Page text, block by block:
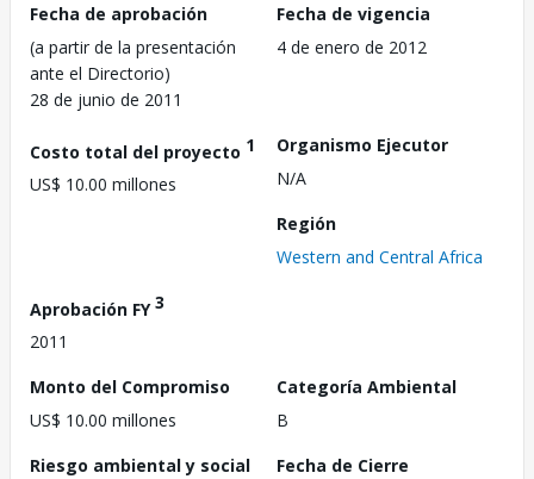
Fecha de aprobación
(a partir de la presentación
ante el Directorio)
28 de junio de 2011
Fecha de vigencia
4 de enero de 2012
Costo total del proyecto 1
US$ 10.00 millones
Organismo Ejecutor
N/A
Región
Western and Central Africa
Aprobación FY3
2011
Monto del Compromiso
US$ 10.00 millones
Categoría Ambiental
B
Riesgo ambiental y social
Fecha de Cierre